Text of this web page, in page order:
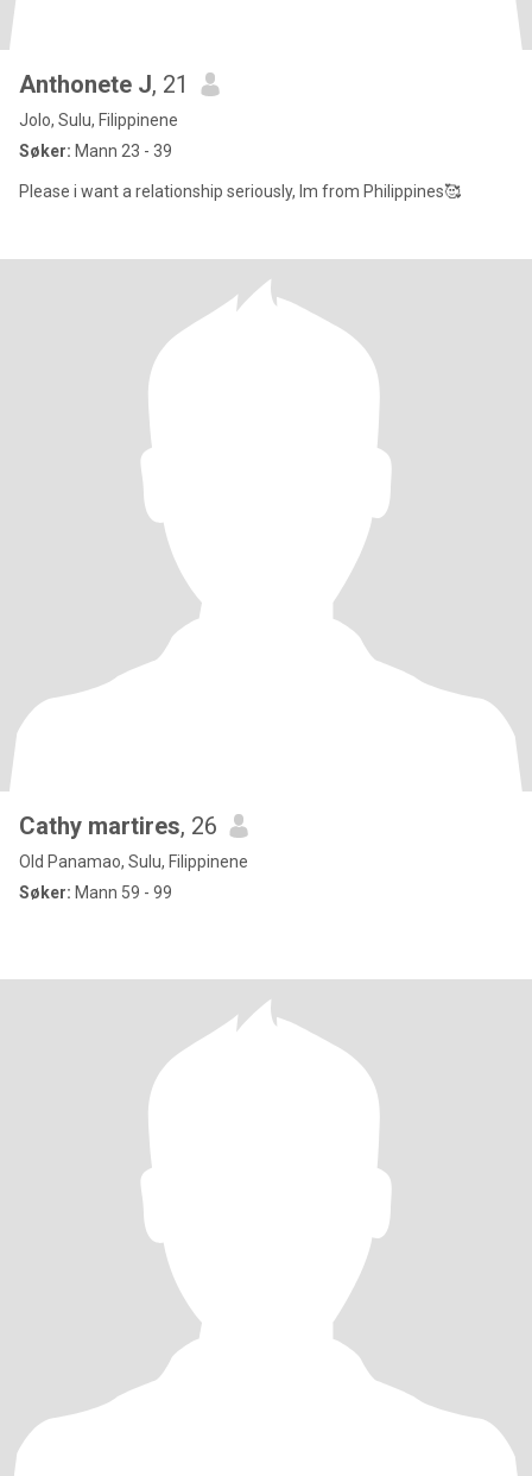
Anthonete J, 21
Jolo, Sulu, Filippinene
Søker: Mann 23 - 39
Please i want a relationship seriously, Im from Philippines🥰
Cathy martires, 26
Old Panamao, Sulu, Filippinene
Søker: Mann 59 - 99